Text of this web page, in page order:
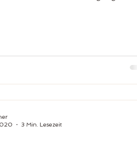
3 Min. Lesezeit